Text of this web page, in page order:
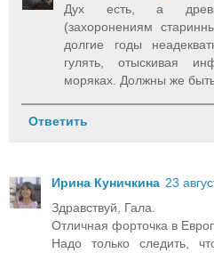
Дух есть, а
(захоронениям
долгие годы
гулять, отыскивая
моряках. Должны же
Ответить
Ирина Куничкина 23
Здравствуй, Гала.
Отличная форточка в
Надо только следить,